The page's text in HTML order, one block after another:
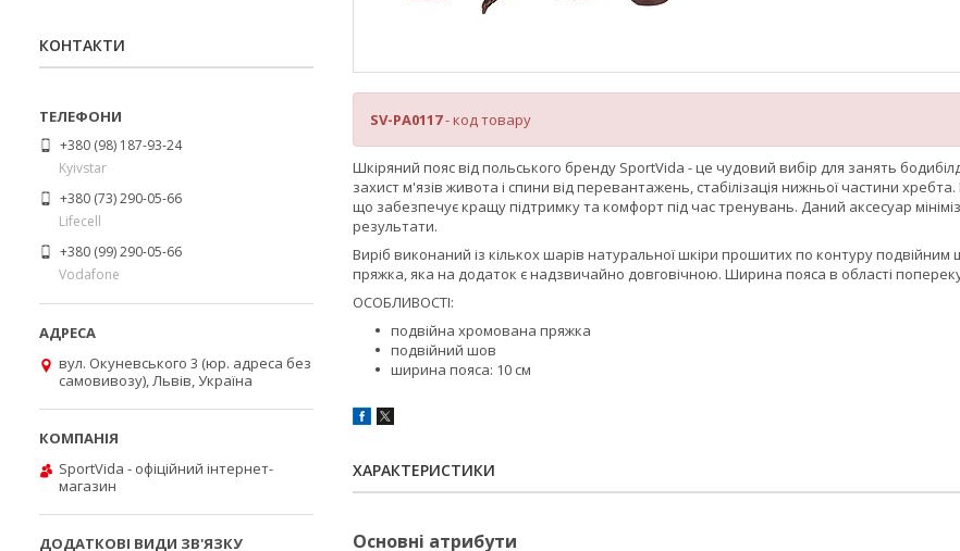
SV-PA0117- код товару
Шкіряний пояс від польського бренду SportVida - це чудовий вибір для занять
захист м'язів живота і спини від перевантажень, стабілізація нижньої частини
що забезпечує кращу підтримку та комфорт під час тренувань. Даний аксесуар
результати.
Виріб виконаний із кількох шарів натуральної шкіри прошитих по контуру подвійним
пряжка, яка на додаток є надзвичайно довговічною. Ширина пояса в області
ОСОБЛИВОСТІ:
подвійна хромована пряжка
подвійний шов
ширина пояса: 10 см
ХАРАКТЕРИСТИКИ
Основні атрибути
КОНТАКТИ
+380 (98) 187-93-24
Kyivstar
+380 (73) 290-05-66
Lifecell
+380 (99) 290-05-66
Vodafone
вул. Окуневського 3 (юр. адреса без
самовивозу), Львів, Україна
SportVida - офіційний інтернет-
магазин